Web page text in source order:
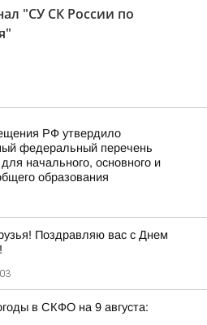
"СУ СК России по
РФ утвердило
федеральный перечень
начального, основного и
образования
Поздравляю вас с Днем
в СКФО на 9 августа: